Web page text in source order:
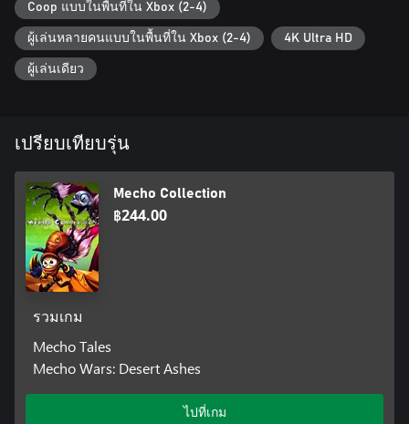
Coop แบบในพื้นที่ใน Xbox (2-4)
ผู้เล่นหลายคนแบบในพื้นที่ใน Xbox (2-4) 4K Ultra HD
ผู้เล่นเดียว
เปรียบเทียบรุ่น
Mecho Collection
฿244.00
รวมเกม
Mecho Tales
Mecho Wars: Desert Ashes
ไปที่เกม